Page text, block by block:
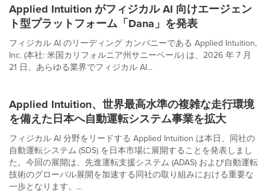
Applied Intuition がフィジカル AI 向けエージェン
ト型プラットフォーム「Dana」を発表
フィジカル AI のリーディング カンパニーである Applied Intuition,
Inc. (本社: 米国カリフォルニア州サニーベール) は、2026 年 7 月
21 日、あらゆる業界でフィジカル AI...
Applied Intuition、世界最高水準の複雑な走行環境
を備えた日本へ自動運転システム事業を拡大
フィジカル AI 分野をリードする Applied Intuition は本日、同社の
自動運転システム (SDS) を日本市場に展開することを発表しまし
た。今回の展開は、先進運転支援システム (ADAS) および自動運転
技術のグローバル展開を加速する同社の取り組みにおける重要な
一歩となります。...